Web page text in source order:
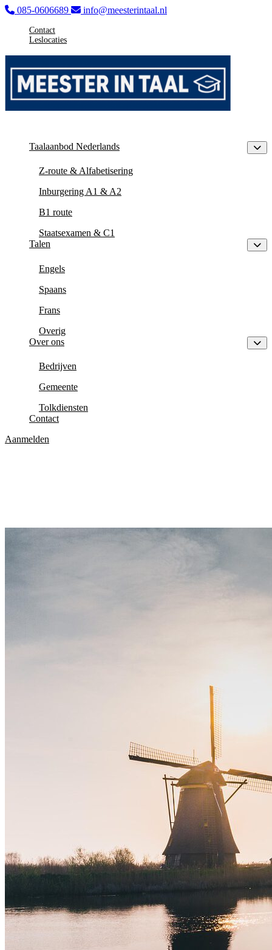
085-0606689 info@meesterintaal.nl
Contact
Leslocaties
Taalaanbod Nederlands
Z-route & Alfabetisering
Inburgering A1 & A2
B1 route
Staatsexamen & C1
Talen
Engels
Spaans
Frans
Overig
Over ons
Bedrijven
Gemeente
Tolkdiensten
Contact
Aanmelden